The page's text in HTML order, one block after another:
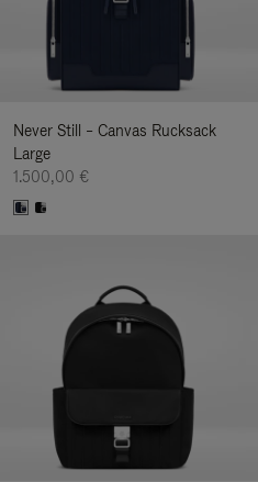
Never Still – Canvas Rucksack
Large
1.500,00 €